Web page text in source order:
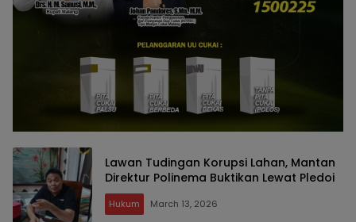
Lawan Tudingan Korupsi Lahan, Mantan
Direktur Polinema Buktikan Lewat Pledoi
Hukum March 13, 2026